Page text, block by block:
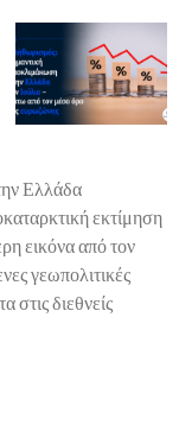
Ελλάδα
εκτίμηση
εικόνα από τον
γεωπολιτικές
στις διεθνείς